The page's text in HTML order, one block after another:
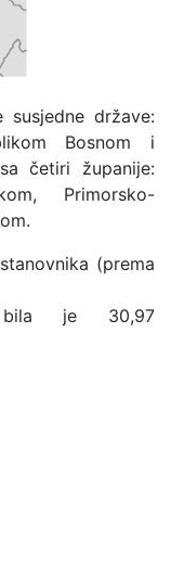
susjedne države:
Bosnom i
četiri županije:
Primorsko-
(prema
bila je 30,97